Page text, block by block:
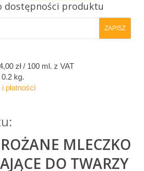
dostępności produktu
zł / 100 ml. z VAT
0.2 kg.
płatności
MLECZKO
DO TWARZY